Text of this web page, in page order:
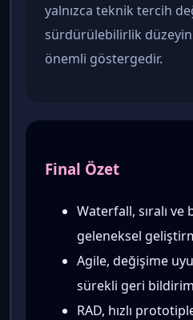
yalnızca teknik tercih
sürdürülebilirlik
önemli göstergedir.
Final Özet
Waterfall, sıralı ve
geleneksel
Agile, değişime
sürekli geri
RAD, hızlı